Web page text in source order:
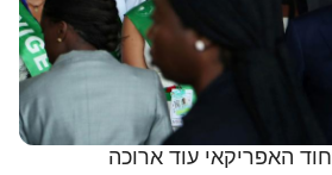
האפריקאי עוד ארוכה